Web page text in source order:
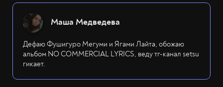
Маша Медведева
Дефаю Фушигуро Мегуми и Ягами Лайта, обожаю
альбом NO COMMERCIAL LYRICS, веду тг-канал setsu
гикает.